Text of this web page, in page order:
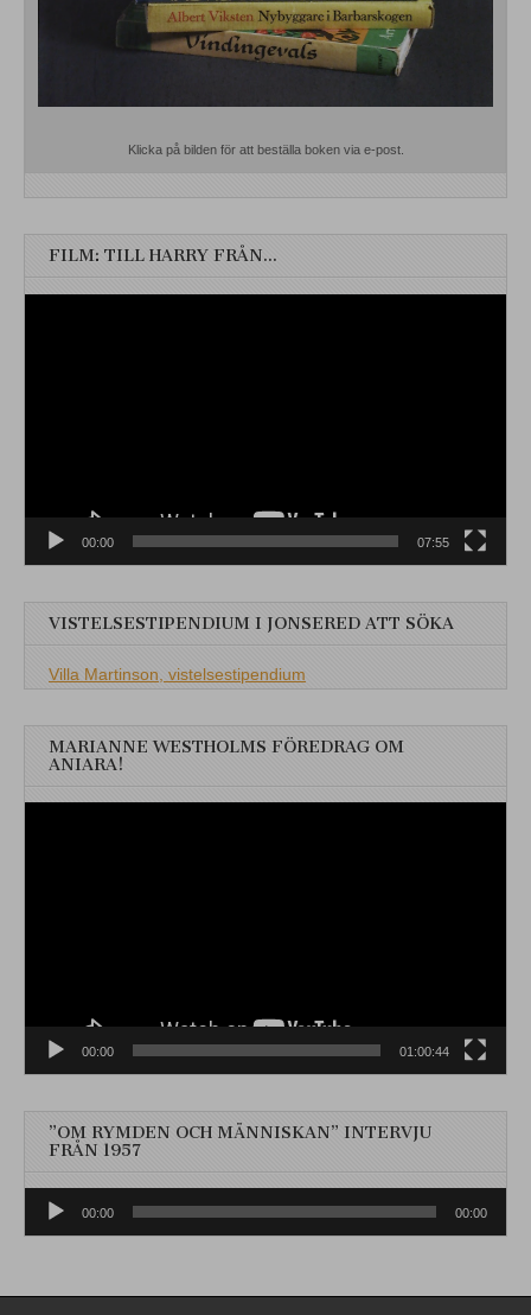
Klicka på bilden för att beställa boken via e-post.
FILM: TILL HARRY FRÅN…
00:00 07:55
VISTELSESTIPENDIUM I JONSERED ATT SÖKA
Villa Martinson, vistelsestipendium
MARIANNE WESTHOLMS FÖREDRAG OM
ANIARA!
00:00 01:00:44
”OM RYMDEN OCH MÄNNISKAN” INTERVJU
FRÅN 1957
Ljudspelare
00:00 00:00